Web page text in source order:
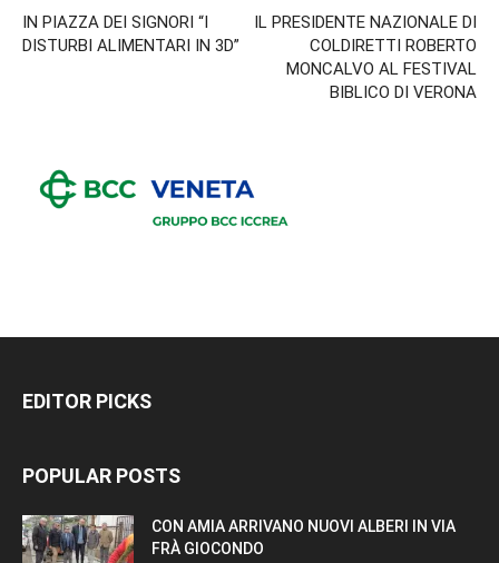
IN PIAZZA DEI SIGNORI “I
DISTURBI ALIMENTARI IN 3D”
IL PRESIDENTE NAZIONALE DI
COLDIRETTI ROBERTO
MONCALVO AL FESTIVAL
BIBLICO DI VERONA
EDITOR PICKS
POPULAR POSTS
CON AMIA ARRIVANO NUOVI ALBERI IN VIA
FRÀ GIOCONDO